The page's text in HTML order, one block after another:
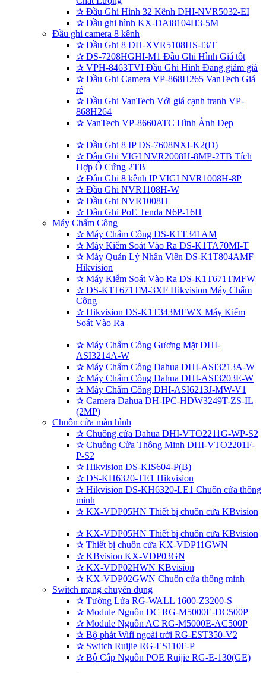
✰ Đầu Ghi Hình 32 Kênh DHI-NVR5032-EI
✰ Đầu ghi hình KX-DAi8104H3-5M
Đầu ghi camera 8 kênh
✰ Đầu Ghi 8 DH-XVR5108HS-I3/T
✰ DS-7208HGHI-M1 Đầu Ghi Hình Giá tốt
✰ VPH-8463TVI Đầu Ghi Hình Đang giảm giá
✰ Đầu Ghi Camera VP-868H265 VanTech Giá
rẻ
✰ Đầu Ghi VanTech Với giá cạnh tranh VP-
868H264
✰ VanTech VP-8660ATC Hình Ảnh Đẹp
✰ Đầu Ghi 8 IP DS-7608NXI-K2(D)
✰ Đầu Ghi VIGI NVR2008H-8MP-2TB Tích
Hợp Ổ Cứng 2TB
✰ Đầu Ghi 8 kênh IP VIGI NVR1008H-8P
✰ Đầu Ghi NVR1108H-W
✰ Đầu Ghi NVR1008H
✰ Đầu Ghi PoE Tenda N6P-16H
Máy Chấm Công
✰ Máy Chấm Công DS-K1T341AM
✰ Máy Kiểm Soát Vào Ra DS-K1TA70MI-T
✰ Máy Quản Lý Nhân Viên DS-K1T804AMF
Hikvision
✰ Máy Kiểm Soát Vào Ra DS-K1T671TMFW
✰ DS-K1T671TM-3XF Hikvision Máy Chấm
Công
✰ Hikvision DS-K1T343MFWX Máy Kiểm
Soát Vào Ra
✰ Máy Chấm Công Gương Mặt DHI-
ASI3214A-W
✰ Máy Chấm Công Dahua DHI-ASI3213A-W
✰ Máy Chấm Công Dahua DHI-ASI3203E-W
✰ Máy Chấm Công DHI-ASI6213J-MW-V1
✰ Camera Dahua DH-IPC-HDW3249T-ZS-IL
(2MP)
Chuôn cửa màn hình
✰ Chuông cửa Dahua DHI-VTO2211G-WP-S2
✰ Chuông Cửa Thông Minh DHI-VTO2201F-
P-S2
✰ Hikvision DS-KIS604-P(B)
✰ DS-KH6320-TE1 Hikvision
✰ Hikvision DS-KH6320-LE1 Chuôn cửa thông
minh
✰ KX-VDP05HN Thiết bị chuôn cửa KBvision
✰ KX-VDP05HN Thiết bị chuôn cửa KBvision
✰ Thiết bị chuôn cửa KX-VDP11GWN
✰ KBvision KX-VDP03GN
✰ KX-VDP02HWN KBvision
✰ KX-VDP02GWN Chuôn cửa thông minh
Switch mạng chuyên dụng
✰ Tường Lửa RG-WALL 1600-Z3200-S
✰ Module Nguồn DC RG-M5000E-DC500P
✰ Module Nguồn AC RG-M5000E-AC500P
✰ Bộ phát Wifi ngoài trời RG-EST350-V2
✰ Switch Ruijie RG-ES110F-P
✰ Bộ Cấp Nguồn POE Ruijie RG-E-130(GE)